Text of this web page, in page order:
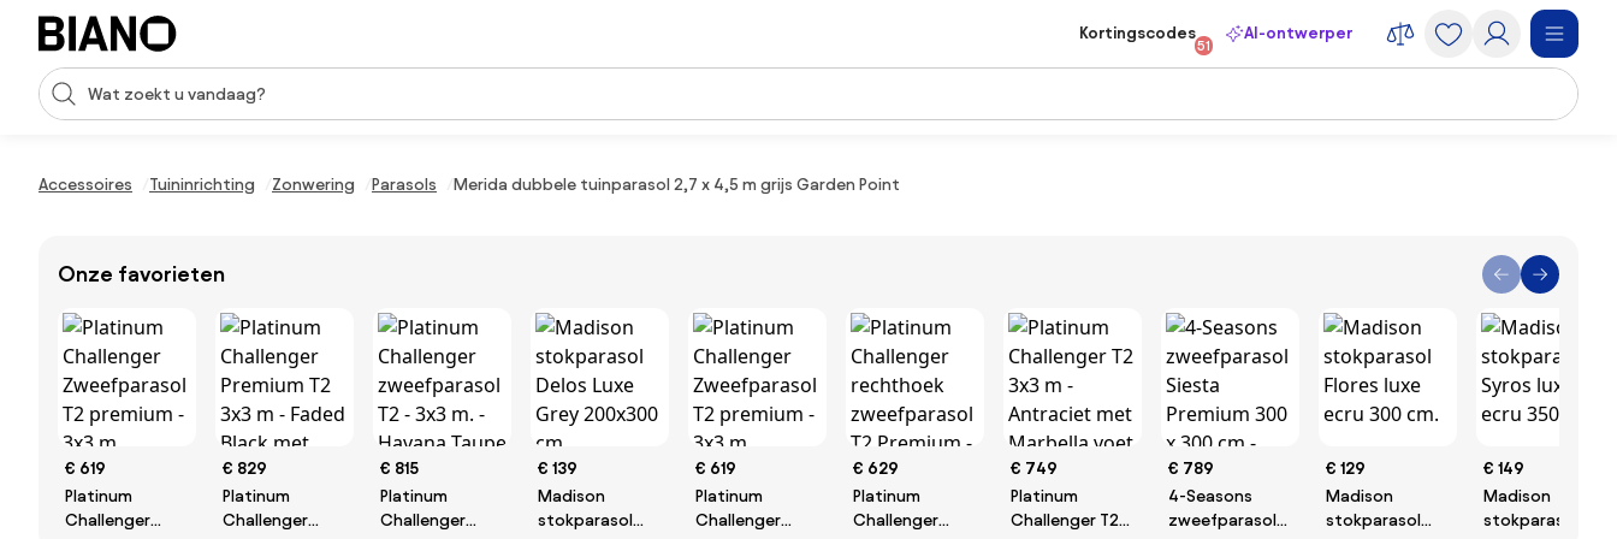
Navigatie overslaan, naar inhoud springen
Zoekopdracht invoeren
Kortingscodes
51
AI-ontwerper
Accessoires Tuininrichting Zonwering Parasols Merida dubbele tuinparasol 2,7 x 4,5 m grijs Garden Point
Onze favorieten
€ 619
Platinum
Challenger
€ 829
Platinum
Challenger
€ 815
Platinum
Challenger
€ 139
Madison
stokparasol
€ 619
Platinum
Challenger
€ 629
Platinum
Challenger
€ 749
Platinum
Challenger T2
€ 789
4-Seasons
zweefparasol
€ 129
Madison
stokparasol
€ 149
Madison
stokparasol